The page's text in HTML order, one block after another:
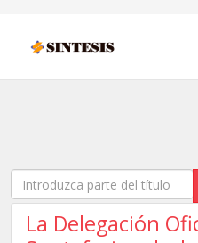
Introduzca parte del título
La Delegación